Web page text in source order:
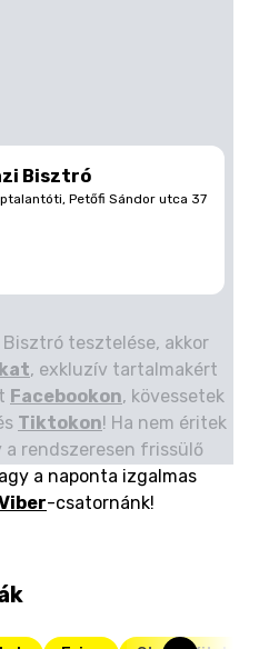
Bisztró
Petőfi Sándor utca 37
tesztelése, akkor
, exkluzív tartalmakért
Facebookon, kövessetek
Tiktokon! Ha nem éritek
a rendszeresen frissülő
a naponta izgalmas
-csatornánk!